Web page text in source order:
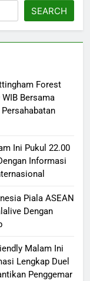
SEARCH
Forest
Bersama
Ini Pukul 22.00
Informasi
Piala ASEAN
Dengan
Malam Ini
Lengkap Duel
Penggemar